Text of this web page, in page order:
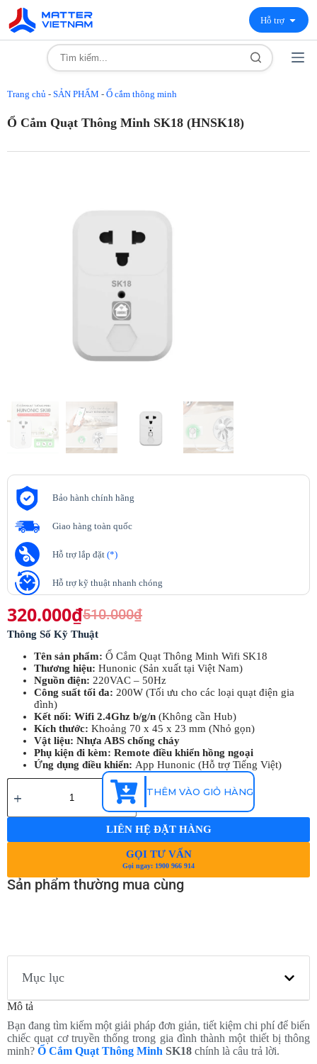
Hỗ trợ
Trang chủ - SẢN PHẨM - Ổ cắm thông minh
Ổ Cắm Quạt Thông Minh SK18 (HNSK18)
Bảo hành chính hãng
Giao hàng toàn quốc
Hỗ trợ lắp đặt (*)
Hỗ trợ kỹ thuật nhanh chóng
510.000₫
320.000₫
Thông Số Kỹ Thuật
Tên sản phẩm: Ổ Cắm Quạt Thông Minh Wifi SK18
Thương hiệu: Hunonic (Sản xuất tại Việt Nam)
Nguồn điện: 220VAC – 50Hz
Công suất tối đa: 200W(Tối ưu cho các loại quạt điện gia
đình)
Kết nối: Wifi 2.4Ghz b/g/n(Không cần Hub)
Kích thước: Khoảng 70 x 45 x 23 mm(Nhỏ gọn)
Vật liệu: Nhựa ABS chống cháy
Phụ kiện đi kèm: Remote điều khiển hồng ngoại
Ứng dụng điều khiển: App Hunonic (Hỗ trợ Tiếng Việt)
THÊM VÀO GIỎ HÀNG
LIÊN HỆ ĐẶT HÀNG
GỌI TƯ VẤN
Gọi ngay: 1900 966 914
Sản phẩm thường mua cùng
Mục lục
Mô tả
Bạn đang tìm kiếm một giải pháp đơn giản, tiết kiệm chi phí để biến
chiếc quạt cơ truyền thống trong gia đình thành một thiết bị thông
minh? Ổ Cắm Quạt Thông Minh SK18 chính là câu trả lời.